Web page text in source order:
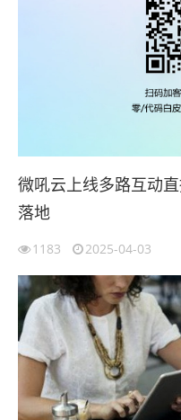
微吼云上线多路互动
落地
1183 2025-04-03